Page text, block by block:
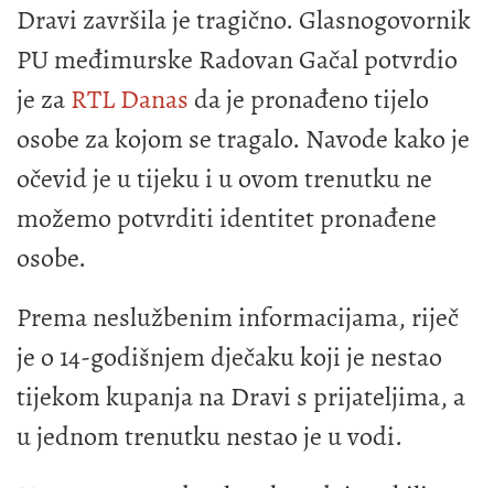
Dravi završila je tragično. Glasnogovornik
PU međimurske Radovan Gačal potvrdio
je zaRTL Danas da je pronađeno tijelo
osobe za kojom se tragalo. Navode kako je
očevid je u tijeku i u ovom trenutku ne
možemo potvrditi identitet pronađene
osobe.
Prema neslužbenim informacijama, riječ
je o 14-godišnjem dječaku koji je nestao
tijekom kupanja na Dravi s prijateljima, a
u jednom trenutku nestao je u vodi.